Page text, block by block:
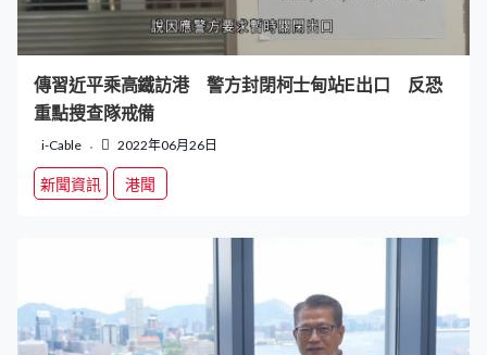
傳習近平乘高鐵訪港 警方封閉柯士甸站E出口 反恐
重點搜查隊戒備
i-Cable 2022年06月26日
新聞資訊 港聞